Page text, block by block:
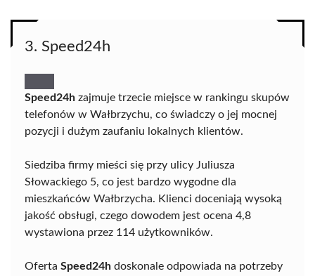
3. Speed24h
Speed24h zajmuje trzecie miejsce w rankingu skupów
telefonów w Wałbrzychu, co świadczy o jej mocnej
pozycji i dużym zaufaniu lokalnych klientów.
Siedziba firmy mieści się przy ulicy Juliusza
Słowackiego 5, co jest bardzo wygodne dla
mieszkańców Wałbrzycha. Klienci doceniają wysoką
jakość obsługi, czego dowodem jest ocena 4,8
wystawiona przez 114 użytkowników.
Oferta Speed24h doskonale odpowiada na potrzeby